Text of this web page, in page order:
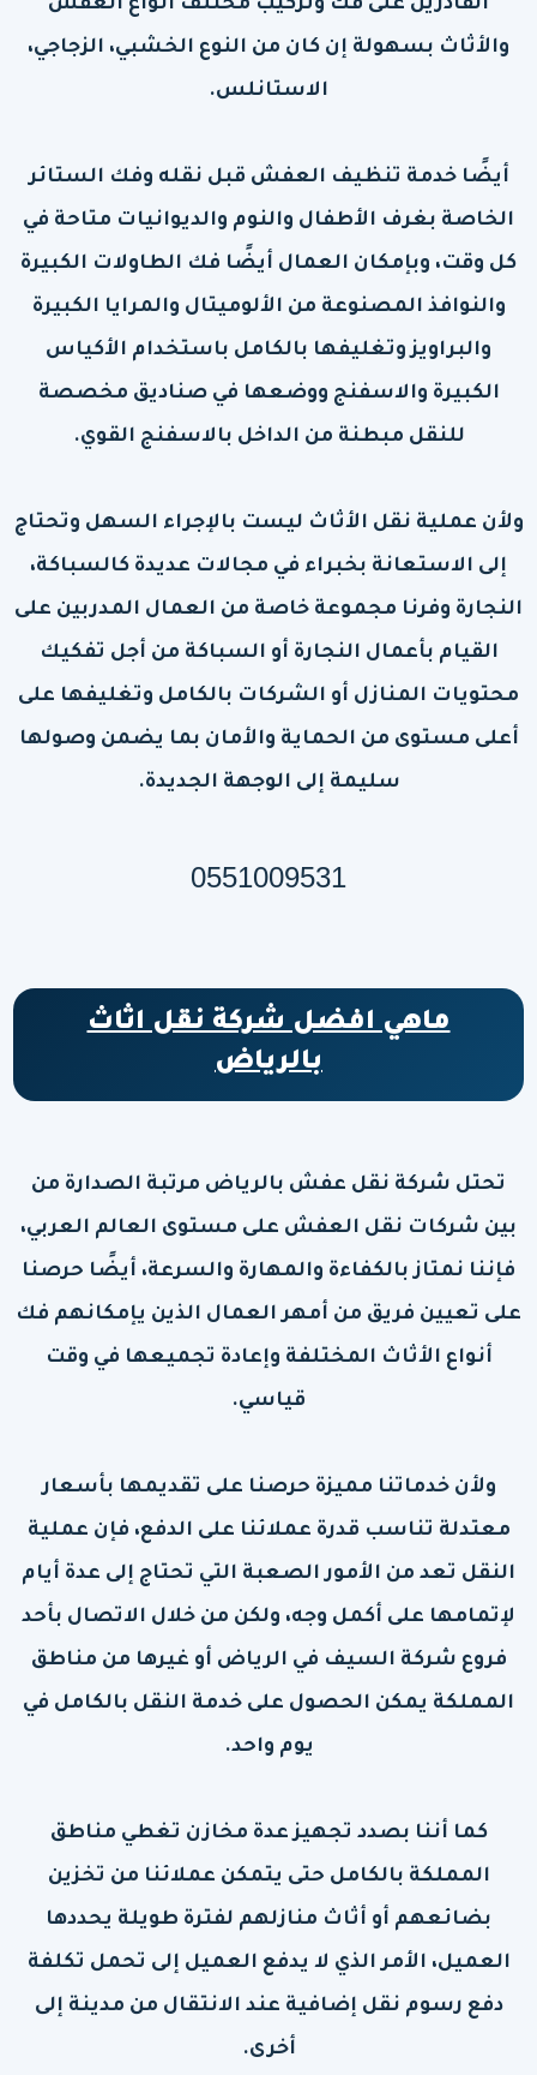
القادرين على فك وتركيب مختلف أنواع العفش
والأثاث بسهولة إن كان من النوع الخشبي، الزجاجي،
الاستانلس.
أيضًا خدمة تنظيف العفش قبل نقله وفك الستائر
الخاصة بغرف الأطفال والنوم والديوانيات متاحة في
كل وقت، وبإمكان العمال أيضًا فك الطاولات الكبيرة
والنوافذ المصنوعة من الألوميتال والمرايا الكبيرة
والبراويز وتغليفها بالكامل باستخدام الأكياس
الكبيرة والاسفنج ووضعها في صناديق مخصصة
للنقل مبطنة من الداخل بالاسفنج القوي.
ولأن عملية نقل الأثاث ليست بالإجراء السهل وتحتاج
إلى الاستعانة بخبراء في مجالات عديدة كالسباكة،
النجارة وفرنا مجموعة خاصة من العمال المدربين على
القيام بأعمال النجارة أو السباكة من أجل تفكيك
محتويات المنازل أو الشركات بالكامل وتغليفها على
أعلى مستوى من الحماية والأمان بما يضمن وصولها
سليمة إلى الوجهة الجديدة.
0551009531
ماهي افضل شركة نقل اثاث
بالرياض
تحتل شركة نقل عفش بالرياض مرتبة الصدارة من
بين شركات نقل العفش على مستوى العالم العربي،
فإننا نمتاز بالكفاءة والمهارة والسرعة، أيضًا حرصنا
على تعيين فريق من أمهر العمال الذين يإمكانهم فك
أنواع الأثاث المختلفة وإعادة تجميعها في وقت
قياسي.
ولأن خدماتنا مميزة حرصنا على تقديمها بأسعار
معتدلة تناسب قدرة عملائنا على الدفع، فإن عملية
النقل تعد من الأمور الصعبة التي تحتاج إلى عدة أيام
لإتمامها على أكمل وجه، ولكن من خلال الاتصال بأحد
فروع شركة السيف في الرياض أو غيرها من مناطق
المملكة يمكن الحصول على خدمة النقل بالكامل في
يوم واحد.
كما أننا بصدد تجهيز عدة مخازن تغطي مناطق
المملكة بالكامل حتى يتمكن عملائنا من تخزين
بضائعهم أو أثاث منازلهم لفترة طويلة يحددها
العميل، الأمر الذي لا يدفع العميل إلى تحمل تكلفة
دفع رسوم نقل إضافية عند الانتقال من مدينة إلى
أخرى.